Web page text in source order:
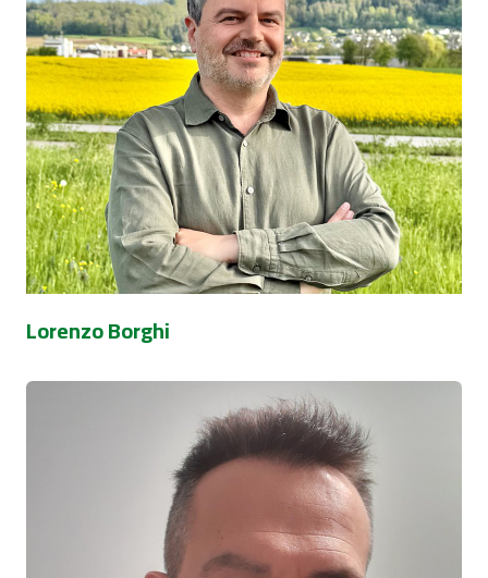
Lorenzo Borghi